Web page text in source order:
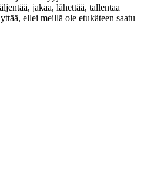
jakaa, lähettää, tallentaa
ellei meillä ole etukäteen saatu